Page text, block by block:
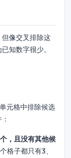
像交叉排除这
知数字很少。
元格中排除候选
，且没有其他候
格子都只有3、